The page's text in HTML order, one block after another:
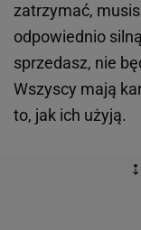
zatrzymać,
odpowiednio
sprzedasz, nie
Wszyscy mają
to, jak ich użyją.